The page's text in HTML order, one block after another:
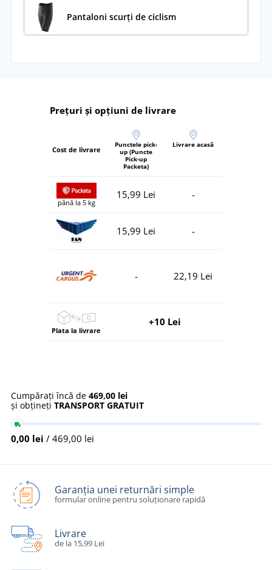
Pantaloni scurți de ciclism
Prețuri și opțiuni de livrare
Cost de livrare
Punctele pick-
up (Puncte
Pick-up
Packeta)
Livrare acasă
până la 5 kg
15,99 Lei -
15,99 Lei -
- 22,19 Lei
Plata la livrare
+10 Lei
Cumpărați încă de 469,00 lei
și obțineți TRANSPORT GRATUIT
0,00 lei / 469,00 lei
Garanția unei returnări simple
formular online pentru soluționare rapidă
Livrare
de la 15,99 Lei